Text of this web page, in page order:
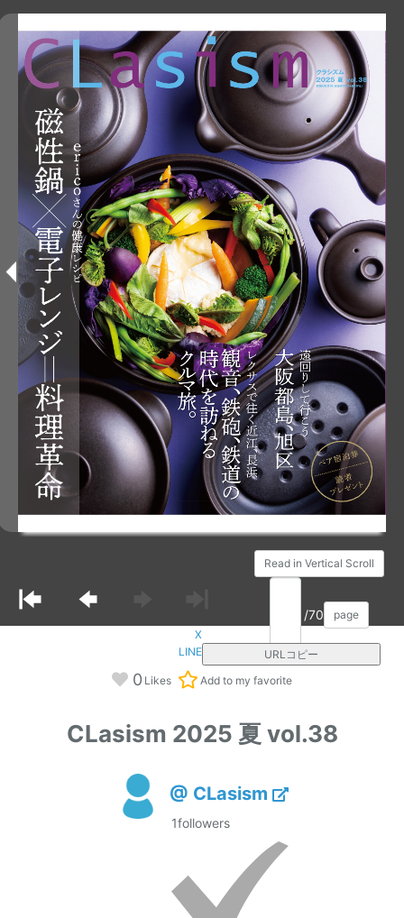
Read in Vertical Scroll
/70
page
X
LINE
URLコピー
0 Likes Add to my favorite
CLasism 2025 夏 vol.38
@ CLasism
1followers